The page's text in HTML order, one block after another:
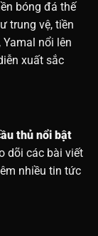
bóng đá thế
trung vệ, tiền
Yamal nổi lên
xuất sắc
thủ nổi bật
dõi các bài viết
nhiều tin tức